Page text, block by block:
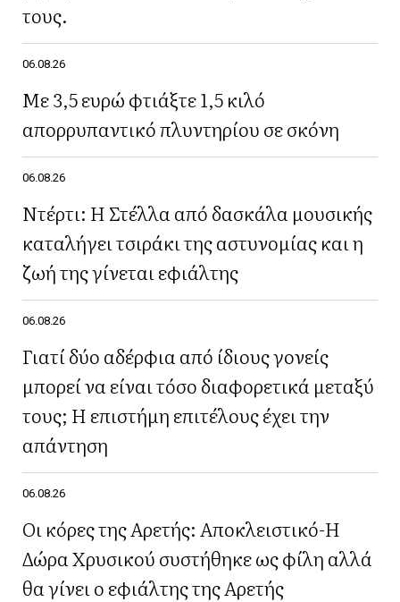
τους.
06.08.26
Με 3,5 ευρώ φτιάξτε 1,5 κιλό
απορρυπαντικό πλυντηρίου σε σκόνη
06.08.26
Ντέρτι: Η Στέλλα από δασκάλα μουσικής
καταλήγει τσιράκι της αστυνομίας και η
ζωή της γίνεται εφιάλτης
06.08.26
Γιατί δύο αδέρφια από ίδιους γονείς
μπορεί να είναι τόσο διαφορετικά μεταξύ
τους; Η επιστήμη επιτέλους έχει την
απάντηση
06.08.26
Οι κόρες της Αρετής: Αποκλειστικό-Η
Δώρα Χρυσικού συστήθηκε ως φίλη αλλά
θα γίνει ο εφιάλτης της Αρετής